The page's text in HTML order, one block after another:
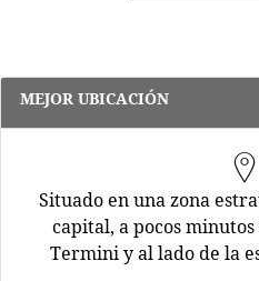
3 RAZONES PARA
MEJOR UBICACIÓN
Situado en una zona
capital, a pocos
Termini y al lado de la